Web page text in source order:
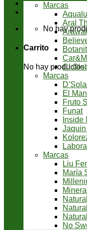
No hay
Carrito
No hay productos
Marcas
Aral
CI
Marcas
El
Fruto
Funat
Inside
Marcas
Liu
María
No